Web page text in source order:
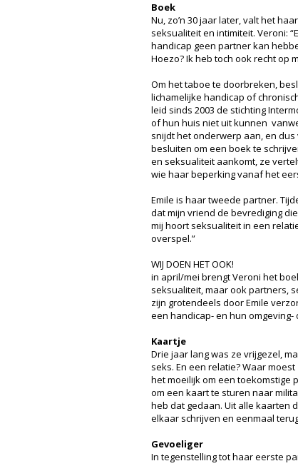
Boek
Nu, zo’n 30 jaar later, valt het
seksualiteit en intimiteit. Veroni:
handicap geen partner kan
Hoezo? Ik heb toch ook recht op
Om het taboe te doorbreken,
lichamelijke handicap of
leid sinds 2003 de stichting
of hun huis niet uit kunnen
snijdt het onderwerp aan, en
besluiten om een boek te
en seksualiteit aankomt, ze
wie haar beperking vanaf het
Emile is haar tweede partner.
dat mijn vriend de bevrediging
mij hoort seksualiteit in een
overspel.”
WIJ DOEN HET OOK!
in april/mei brengt Veroni het
seksualiteit, maar ook partners,
zijn grotendeels door Emile
een handicap- en hun
Kaartje
Drie jaar lang was ze vrijgezel,
seks. En een relatie? Waar
het moeilijk om een toekomstige
om een kaart te sturen naar
heb dat gedaan. Uit alle kaarten
elkaar schrijven en eenmaal
Gevoeliger
In tegenstelling tot haar eerste